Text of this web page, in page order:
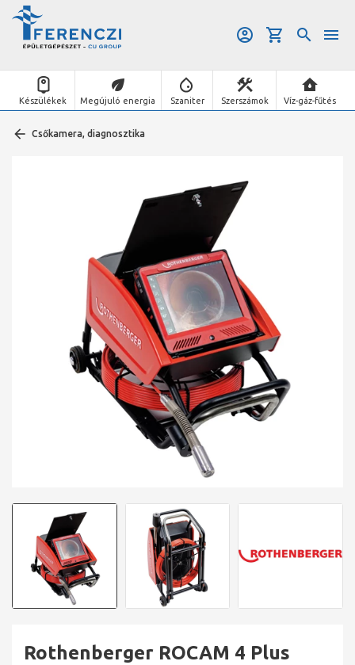
Készülékek Megújuló energia Szaniter Szerszámok Víz-gáz-fűtés
Csőkamera, diagnosztika
Rothenberger ROCAM 4 Plus